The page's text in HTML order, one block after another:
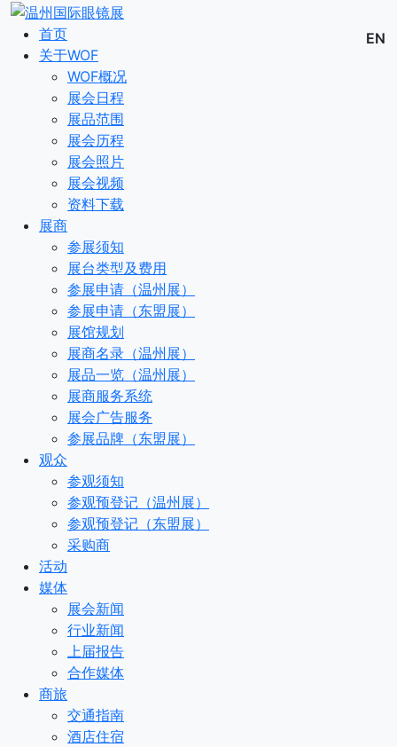
EN
首页
关于WOF
WOF概况
展会日程
展品范围
展会历程
展会照片
展会视频
资料下载
展商
参展须知
展台类型及费用
参展申请（温州展）
参展申请（东盟展）
展馆规划
展商名录（温州展）
展品一览（温州展）
展商服务系统
展会广告服务
参展品牌（东盟展）
观众
参观须知
参观预登记（温州展）
参观预登记（东盟展）
采购商
活动
媒体
展会新闻
行业新闻
上届报告
合作媒体
商旅
交通指南
酒店住宿